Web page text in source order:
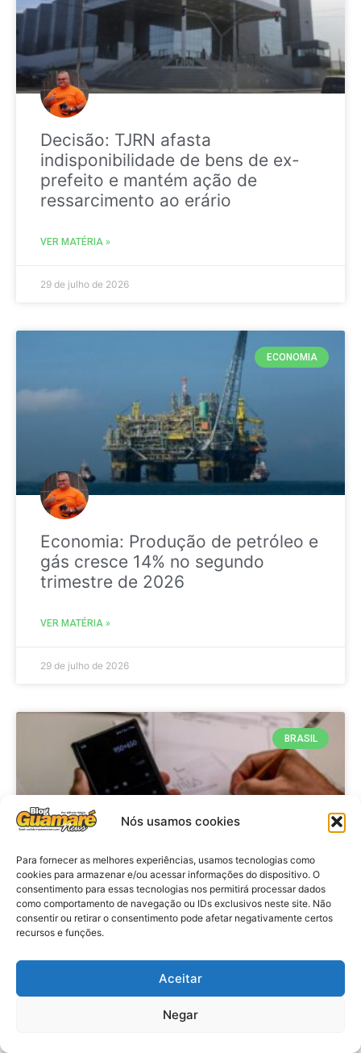
Nós usamos cookies
Para fornecer as melhores experiências, usamos tecnologias como
cookies para armazenar e/ou acessar informações do dispositivo. O
consentimento para essas tecnologias nos permitirá processar dados
como comportamento de navegação ou IDs exclusivos neste site. Não
consentir ou retirar o consentimento pode afetar negativamente certos
recursos e funções.
Aceitar
Negar
Decisão: TJRN afasta
indisponibilidade de bens de ex-
prefeito e mantém ação de
ressarcimento ao erário
VER MATÉRIA »
29 de julho de 2026
ECONOMIA
Economia: Produção de petróleo e
gás cresce 14% no segundo
trimestre de 2026
VER MATÉRIA »
29 de julho de 2026
BRASIL
Economia: Prazo de adesão ao
Programa Desenrola 2.0 é
prorrogado